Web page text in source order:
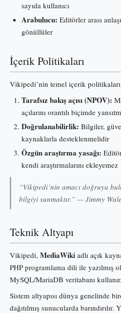
sayıda kullanıcı
Arabulucu: Editörler arası
gönüllüler
İçerik Politikaları
Vikipedi’nin temel içerik
Tarafsız bakış açısı (NPOV):
açılarını orantılı biçimde
Doğrulanabilirlik: Bilgiler,
kaynaklarla desteklenmelidir
Özgün araştırma yasağı:
kendi araştırmalarını ekleyemez
“Vikipedi’nin amacı doğruyu
bilgiyi sunmaktır.” — Jimmy
Teknik Altyapı
Vikipedi, MediaWiki adlı açık
PHP programlama dili ile yazılmış
MySQL/MariaDB veritabanı kullanır.
Sistem altyapısı dünya genelinde
dağıtılmış sunucularda